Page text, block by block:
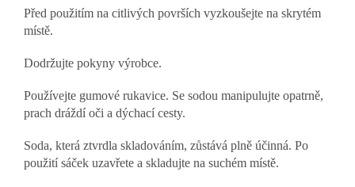
Před použitím na citlivých površích vyzkoušejte na skrytém
místě.
Dodržujte pokyny výrobce.
Používejte gumové rukavice. Se sodou manipulujte opatrně,
prach dráždí oči a dýchací cesty.
Soda, která ztvrdla skladováním, zůstává plně účinná. Po
použití sáček uzavřete a skladujte na suchém místě.